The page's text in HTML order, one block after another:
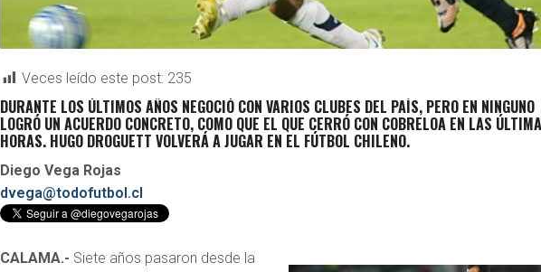
Veces leído este post: 235
DURANTE LOS ÚLTIMOS AÑOS NEGOCIÓ CON VARIOS CLUBES DEL PAÍS, PERO EN NINGUNO
LOGRÓ UN ACUERDO CONCRETO, COMO QUE EL QUE CERRÓ CON COBRELOA EN LAS
HORAS. HUGO DROGUETT VOLVERÁ A JUGAR EN EL FÚTBOL CHILENO.
Diego Vega Rojas
dvega@todofutbol.cl
CALAMA.- Siete años pasaron desde la